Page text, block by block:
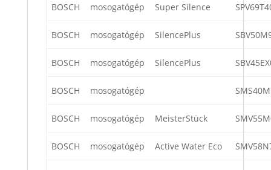
BOSCH mosogatógép Super Silence
BOSCH mosogatógép SilencePlus
BOSCH mosogatógép SilencePlus
BOSCH mosogatógép
BOSCH mosogatógép MeisterStück
BOSCH mosogatógép Active Water Eco